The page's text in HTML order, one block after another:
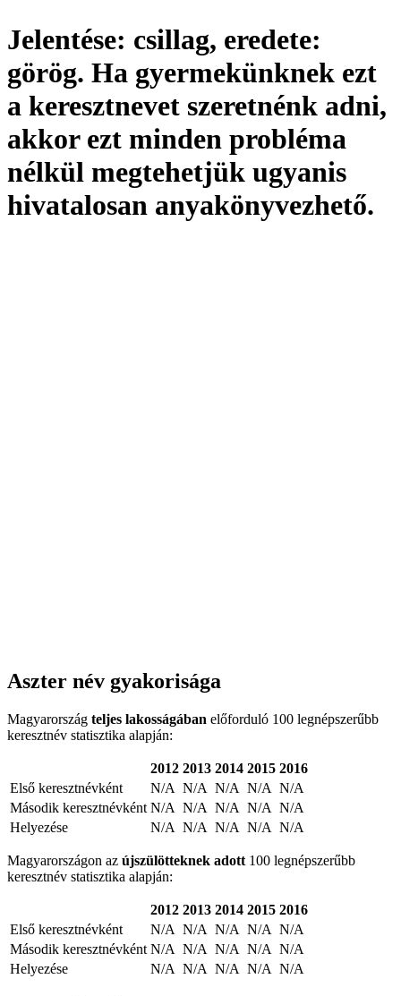
Jelentése: csillag, eredete:
görög. Ha gyermekünknek ezt
a keresztnevet szeretnénk adni,
akkor ezt minden probléma
nélkül megtehetjük ugyanis
hivatalosan anyakönyvezhető.
Aszter név gyakorisága
Magyarország teljes lakosságában előforduló 100 legnépszerűbb
keresztnév statisztika alapján:
2012 2013 2014 2015 2016
Első keresztnévként
N/A N/A N/A N/A N/A
Második keresztnévként N/A N/A N/A N/A N/A
Helyezése
N/A N/A N/A N/A N/A
Magyarországon az újszülötteknek adott 100 legnépszerűbb
keresztnév statisztika alapján:
2012 2013 2014 2015 2016
Első keresztnévként
N/A N/A N/A N/A N/A
Második keresztnévként N/A N/A N/A N/A N/A
Helyezése
N/A N/A N/A N/A N/A